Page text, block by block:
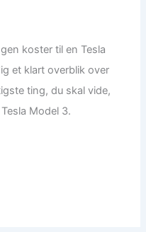
koster til en Tesla
et klart overblik over
ting, du skal vide,
Model 3.